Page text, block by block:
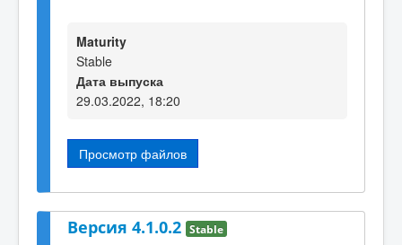
Maturity
Stable
Дата выпуска
29.03.2022, 18:20
Просмотр файлов
Версия 4.1.0.2 Stable